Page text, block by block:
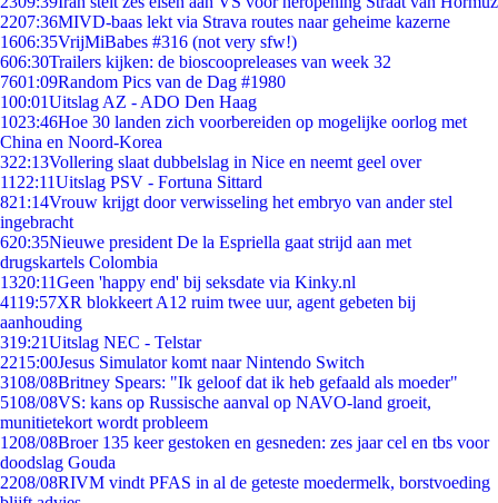
2207:36MIVD-baas lekt via Strava routes naar geheime kazerne
1606:35VrijMiBabes #316 (not very sfw!)
606:30Trailers kijken: de bioscoopreleases van week 32
7601:09Random Pics van de Dag #1980
100:01Uitslag AZ - ADO Den Haag
1023:46Hoe 30 landen zich voorbereiden op mogelijke oorlog met
China en Noord-Korea
322:13Vollering slaat dubbelslag in Nice en neemt geel over
11 22:11Uitslag PSV - Fortuna Sittard
821:14Vrouw krijgt door verwisseling het embryo van ander stel
ingebracht
620:35Nieuwe president De la Espriella gaat strijd aan met
drugskartels Colombia
1320:11Geen 'happy end' bij seksdate via Kinky.nl
4119:57XR blokkeert A12 ruim twee uur, agent gebeten bij
aanhouding
319:21Uitslag NEC - Telstar
2215:00Jesus Simulator komt naar Nintendo Switch
3108/08Britney Spears: "Ik geloof dat ik heb gefaald als moeder"
5108/08VS: kans op Russische aanval op NAVO-land groeit,
munitietekort wordt probleem
1208/08Broer 135 keer gestoken en gesneden: zes jaar cel en tbs voor
doodslag Gouda
2208/08RIVM vindt PFAS in al de geteste moedermelk, borstvoeding